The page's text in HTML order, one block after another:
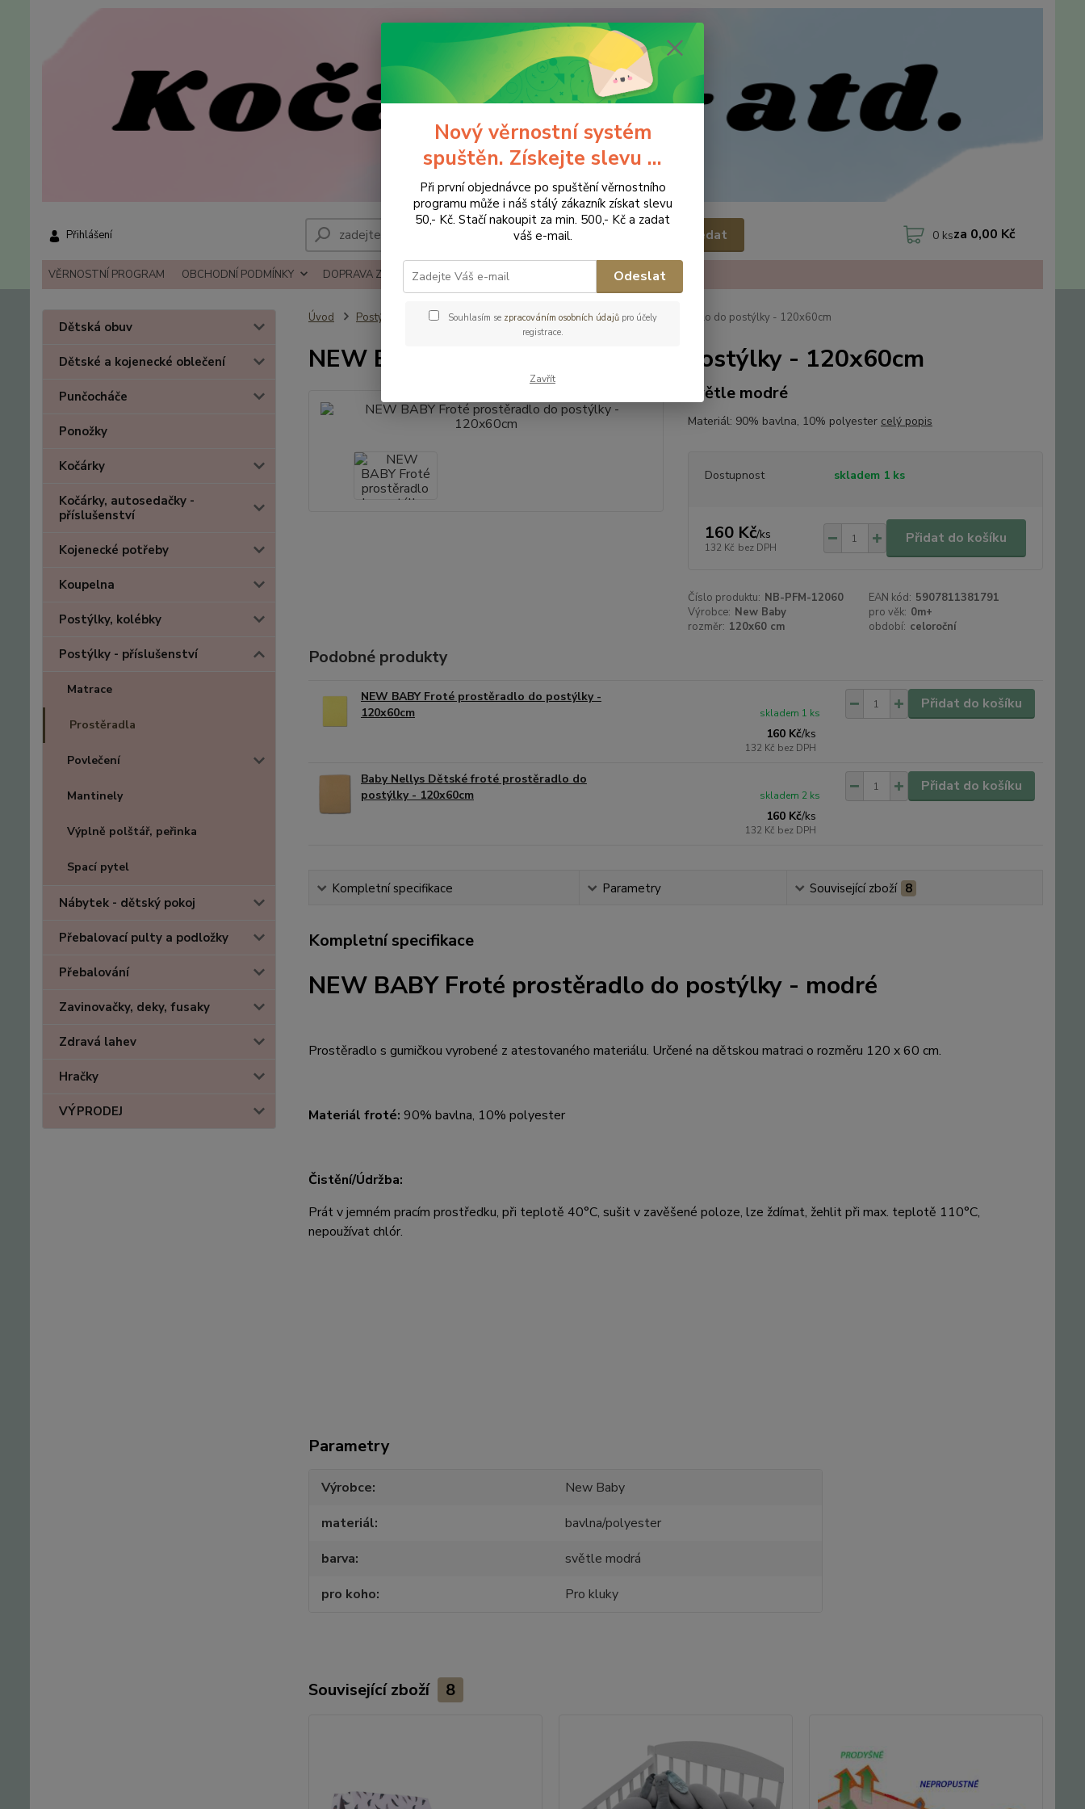
VĚRNOSTNÍ PROGRAM OBCHODNÍ PODMÍNKY DOPRAVA ZBOŽÍ REKLAMACE A VRÁCENÍ ZBOŹÍ KONTAKTY
Přihlášení Hledat 0 ksza 0,00 Kč
Dětská obuv
Dětské a kojenecké oblečení
Punčocháče
Ponožky
Kočárky
Kočárky, autosedačky -
příslušenství
Kojenecké potřeby
Koupelna
Postýlky, kolébky
Postýlky - příslušenství
Matrace
Prostěradla
Povlečení
Mantinely
Výplně polštář, peřinka
Spací pytel
Nábytek - dětský pokoj
Přebalovací pulty a podložky
Přebalování
Zavinovačky, deky, fusaky
Zdravá lahev
Hračky
VÝPRODEJ
Úvod Postýlky - příslušenství Prostěradla NEW BABY Froté prostěradlo do postýlky - 120x60cm
NEW BABY Froté prostěradlo do postýlky - 120x60cm
světle modré
Materiál: 90% bavlna, 10% polyester celý popis
Dostupnost skladem 1 ks
160 Kč/ks
132 Kč bez DPH
Přidat do košíku
Číslo produktu: NB-PFM-12060 EAN kód: 5907811381791
Výrobce: New Baby pro věk: 0m+
rozměr: 120x60 cm období: celoroční
Podobné produkty
NEW BABY Froté prostěradlo do postýlky -
120x60cm
160 Kč/ks
132 Kč bez DPH
skladem 1 ks
Přidat do košíku
Baby Nellys Dětské froté prostěradlo do
postýlky - 120x60cm
160 Kč/ks
132 Kč bez DPH
skladem 2 ks
Přidat do košíku
Kompletní specifikace Parametry Související zboží 8
Kompletní specifikace
NEW BABY Froté prostěradlo do postýlky - modré
Prostěradlo s gumičkou vyrobené z atestovaného materiálu. Určené na dětskou matraci o rozměru 120 x 60 cm.
Materiál froté: 90% bavlna, 10% polyester
Čistění/Údržba:
Prát v jemném pracím prostředku, při teplotě 40°C, sušit v zavěšené poloze, lze ždímat, žehlit při max. teplotě 110°C,
nepoužívat chlór.
Parametry
Výrobce
New Baby
materiál
bavlna/polyester
barva
světle modrá
pro koho
Pro kluky
Související zboží 8
Nový věrnostní systém
spuštěn. Získejte slevu ...
Při první objednávce po spuštění věrnostního
programu může i náš stálý zákazník získat slevu
50,- Kč. Stačí nakoupit za min. 500,- Kč a zadat
váš e-mail.
Odeslat
Souhlasím se zpracováním osobních údajůpro účely
registrace.
Zavřít